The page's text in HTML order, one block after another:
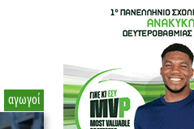
αγωγοί